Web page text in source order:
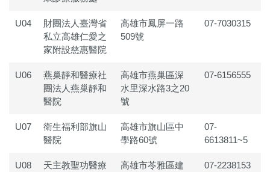
U04
財團法人臺灣省
私立高雄仁愛之
家附設慈惠醫院
高雄市鳳屏一路
509號
07-7030315
U06
燕巢靜和醫療社
團法人燕巢靜和
醫院
高雄市燕巢區深
水里深水路3之20
號
07-6156555
U07
衛生福利部旗山
醫院
高雄市旗山區中
學路60號
07-
6613811~5
U08 天主教聖功醫療 高雄市苓雅區建 07-2238153